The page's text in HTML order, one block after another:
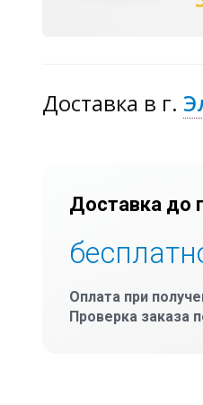
Доставка в г.
Доставка до
Оплата при
Проверка заказа